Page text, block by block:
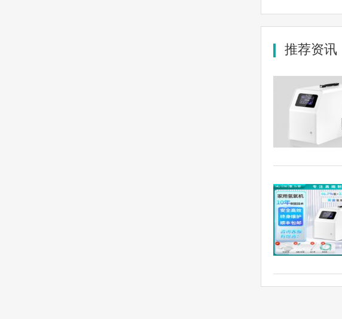
推荐资讯